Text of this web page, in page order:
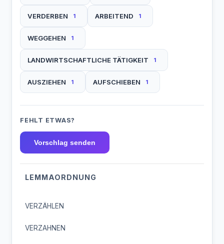
VERDERBEN 1 ARBEITEND 1
WEGGEHEN 1
LANDWIRTSCHAFTLICHE TÄTIGKEIT 1
AUSZIEHEN 1 AUFSCHIEBEN 1
FEHLT ETWAS?
Vorschlag senden
LEMMAORDNUNG
VERZÄHLEN
VERZAHNEN